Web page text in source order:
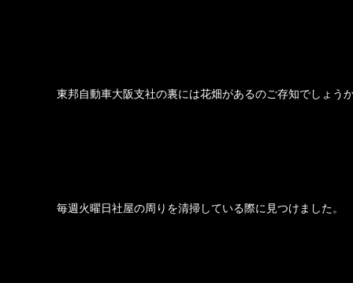
東邦自動車大阪支社の裏には花畑があるのご存知でしょう
毎週火曜日社屋の周りを清掃している際に見つけました。